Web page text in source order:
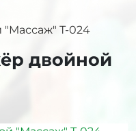
Т-024
двойной